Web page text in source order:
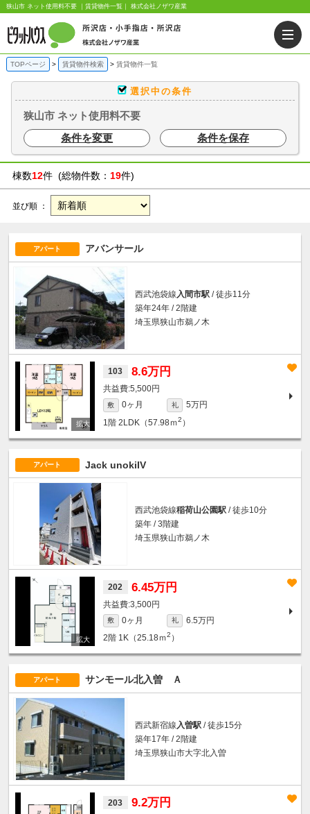
狭山市 ネット使用料不要 ｜賃貸物件一覧｜ 株式会社ノザワ産業
TOPページ 賃貸物件検索 賃貸物件一覧
選択中の条件
狭山市 ネット使用料不要
条件を変更
条件を保存
棟数12件 (総物件数： 19件)
並び順 ：
アパート アバンサール
西武池袋線入間市駅 / 徒歩11分
築年24年 / 2階建
埼玉県狭山市鵜ノ木
103 8.6万円
5,500円
敷 0ヶ月 礼
5万円
1階 2LDK（57.98ｍ2 ）
アパート Jack unokiIV
西武池袋線稲荷山公園駅 / 徒歩10分
築年 / 3階建
埼玉県狭山市鵜ノ木
202 6.45万円
3,500円
敷 0ヶ月 礼
6.5万円
2階 1K（25.18ｍ2 ）
アパート サンモール北入曽 Ａ
西武新宿線入曽駅 / 徒歩15分
築年17年 / 2階建
埼玉県狭山市大字北入曽
203 9.2万円